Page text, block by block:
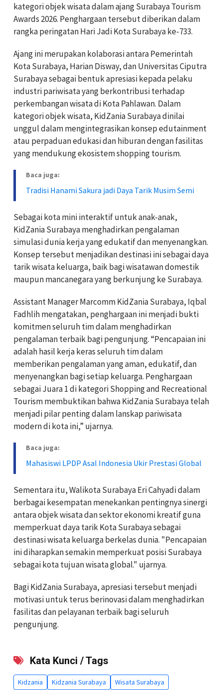
kategori objek wisata dalam ajang Surabaya Tourism
Awards 2026. Penghargaan tersebut diberikan dalam
rangka peringatan Hari Jadi Kota Surabaya ke-733.
Ajang ini merupakan kolaborasi antara Pemerintah
Kota Surabaya, Harian Disway, dan Universitas Ciputra
Surabaya sebagai bentuk apresiasi kepada pelaku
industri pariwisata yang berkontribusi terhadap
perkembangan wisata di Kota Pahlawan. Dalam
kategori objek wisata, KidZania Surabaya dinilai
unggul dalam mengintegrasikan konsep edutainment
atau perpaduan edukasi dan hiburan dengan fasilitas
yang mendukung ekosistem shopping tourism.
Baca juga:
Tradisi Hanami Sakura jadi Daya Tarik Musim Semi
Sebagai kota mini interaktif untuk anak-anak,
KidZania Surabaya menghadirkan pengalaman
simulasi dunia kerja yang edukatif dan menyenangkan.
Konsep tersebut menjadikan destinasi ini sebagai daya
tarik wisata keluarga, baik bagi wisatawan domestik
maupun mancanegara yang berkunjung ke Surabaya.
Assistant Manager Marcomm KidZania Surabaya, Iqbal
Fadhlih mengatakan, penghargaan ini menjadi bukti
komitmen seluruh tim dalam menghadirkan
pengalaman terbaik bagi pengunjung. “Pencapaian ini
adalah hasil kerja keras seluruh tim dalam
memberikan pengalaman yang aman, edukatif, dan
menyenangkan bagi setiap keluarga. Penghargaan
sebagai Juara 1 di kategori Shopping and Recreational
Tourism membuktikan bahwa KidZania Surabaya telah
menjadi pilar penting dalam lanskap pariwisata
modern di kota ini,” ujarnya.
Baca juga:
Mahasiswi LPDP Asal Indonesia Ukir Prestasi Global
Sementara itu, Walikota Surabaya Eri Cahyadi dalam
berbagai kesempatan menekankan pentingnya sinergi
antara objek wisata dan sektor ekonomi kreatif guna
memperkuat daya tarik Kota Surabaya sebagai
destinasi wisata keluarga berkelas dunia. "Pencapaian
ini diharapkan semakin memperkuat posisi Surabaya
sebagai kota tujuan wisata global." ujarnya.
Bagi KidZania Surabaya, apresiasi tersebut menjadi
motivasi untuk terus berinovasi dalam menghadirkan
fasilitas dan pelayanan terbaik bagi seluruh
pengunjung.
Kata Kunci / Tags
Kidzania Kidzania Surabaya Wisata Surabaya